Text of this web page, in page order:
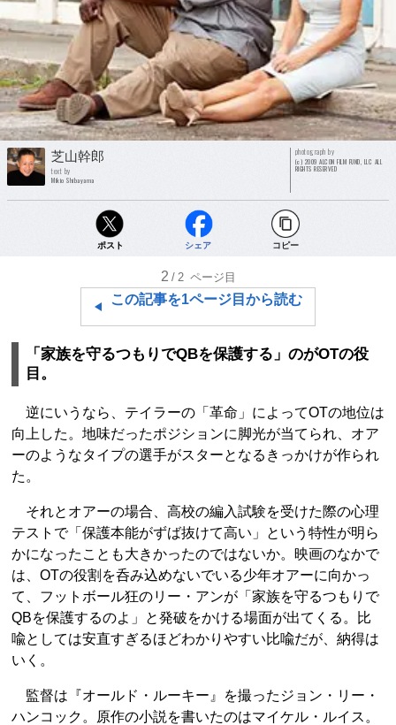
芝山幹郎
text by
Mikio Shibayama
photograph by
(c) 2009 ALCON FILM FUND, LLC ALL
RIGHTS RESERVED
ポスト シェア コピー
2 /2 ページ目
この記事を1ページ目から読む
「家族を守るつもりでQBを保護する」のがOTの役
目。
逆にいうなら、テイラーの「革命」によってOTの地位は
向上した。地味だったポジションに脚光が当てられ、オア
ーのようなタイプの選手がスターとなるきっかけが作られ
た。
それとオアーの場合、高校の編入試験を受けた際の心理
テストで「保護本能がずば抜けて高い」という特性が明ら
かになったことも大きかったのではないか。映画のなかで
は、OTの役割を呑み込めないでいる少年オアーに向かっ
て、フットボール狂のリー・アンが「家族を守るつもりで
QBを保護するのよ」と発破をかける場面が出てくる。比
喩としては安直すぎるほどわかりやすい比喩だが、納得は
いく。
監督は『オールド・ルーキー』を撮ったジョン・リー・
ハンコック。原作の小説を書いたのはマイケル・ルイス。